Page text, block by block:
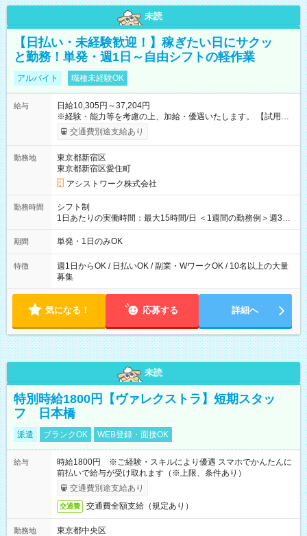
未読
【日払い・未経験歓迎！】稼ぎたい日にサクッ
と勤務！単発・週1日～自由シフトの軽作業
アルバイト 職種未経験OK
給与
日給10,305円～37,204円
※経験・能力等を考慮の上、加給・優遇いたします。 【試用期
間】試用期間なし
交通費別途支給あり
勤務地
東京都新宿区
東京都新宿区愛住町
アシストワーク株式会社
勤務時間
シフト制
1日あたりの実働時間：最大15時間/日 ＜1週間の勤務例＞週3回
勤務 勤務：月・水・金 休み：火・木・土・日 好きな時にお仕事
可能です！ ※1日あたりの最大実働時間は日勤、夜勤共に勤務し
期間 単発・1日のみOK
特徴
週1日からOK / 日払いOK / 副業・WワークOK / 10名以上の大量
募集
気になる！ 応募する 詳細へ
未読
特別時給1800円【ヴァレクストラ】短期スタッ
フ 日本橋
派遣 ブランクOK WEB登録・面接OK
給与
時給1800円 ※ご経験・スキルにより優遇 スマホでかんたんに
前払いで給与が受け取れます（※上限、条件あり）
交通費別途支給あり
交通費 交通費全額支給（規定あり）
勤務地
東京都中央区